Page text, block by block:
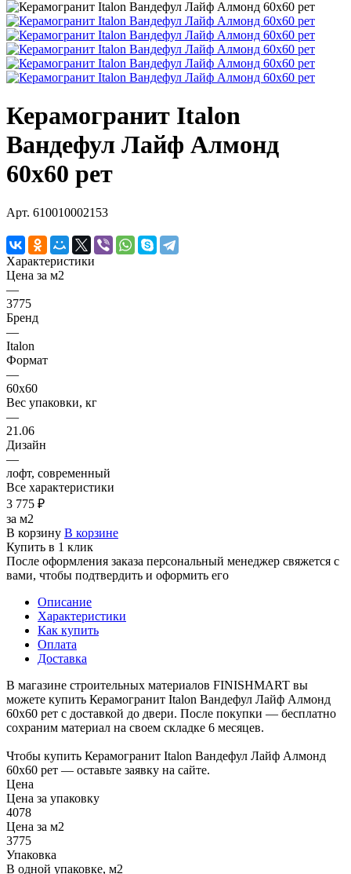
Керамогранит Italon
Вандефул Лайф Алмонд
60х60 рет
Арт. 610010002153
Характеристики
Цена за м2
—
3775
Бренд
—
Italon
Формат
—
60х60
Вес упаковки, кг
—
21.06
Дизайн
—
лофт, современный
Все характеристики
3 775 ₽
за м2
В корзину В корзине
Купить в 1 клик
После оформления заказа персональный менеджер свяжется с
вами, чтобы подтвердить и оформить его
Описание
Характеристики
Как купить
Оплата
Доставка
В магазине строительных материалов FINISHMART вы
можете купить Керамогранит Italon Вандефул Лайф Алмонд
60х60 рет с доставкой до двери. После покупки — бесплатно
сохраним материал на своем складке 6 месяцев.
Чтобы купить Керамогранит Italon Вандефул Лайф Алмонд
60х60 рет — оставьте заявку на сайте.
Цена
Цена за упаковку
4078
Цена за м2
3775
Упаковка
В одной упаковке, м2